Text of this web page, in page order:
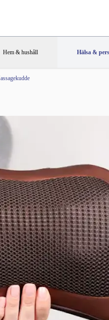
Hem & hushåll Hälsa &